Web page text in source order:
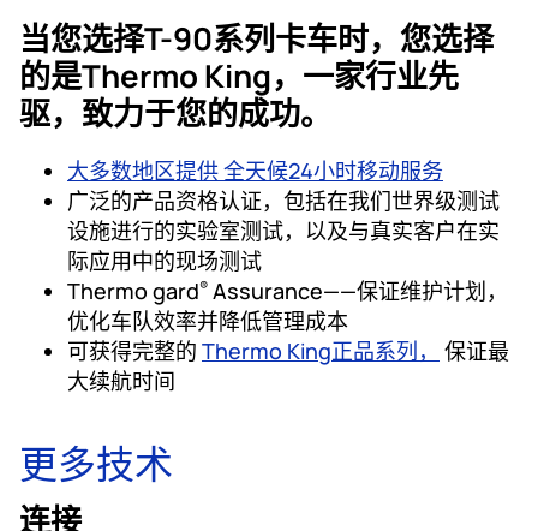
当您选择T-90系列卡车时，您选择
的是Thermo King，一家行业先
驱，致力于您的成功。
大多数地区提供 全天候24小时移动服务
广泛的产品资格认证，包括在我们世界级测试
设施进行的实验室测试，以及与真实客户在实
际应用中的现场测试
Thermo gard® Assurance——保证维护计划，
优化车队效率并降低管理成本
可获得完整的 Thermo King正品系列，
保证最
大续航时间
更多技术
连接